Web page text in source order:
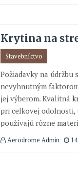
Krytina na
Stavebníctvo
Požiadavky na údržbu
nevyhnutným
jej výberom. Kvalitná
pri celkovej odolnosti,
používajú rôzne
Aerodrome Admin